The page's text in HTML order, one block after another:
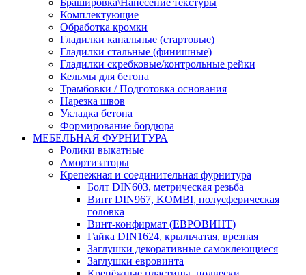
Комплектующие
Обработка кромки
Гладилки канальные (стартовые)
Гладилки стальные (финишные)
Гладилки скребковые/контрольные рейки
Кельмы для бетона
Трамбовки / Подготовка основания
Нарезка швов
Укладка бетона
Формирование бордюра
МЕБЕЛЬНАЯ ФУРНИТУРА
Ролики выкатные
Амортизаторы
Крепежная и соединительная фурнитура
Болт DIN603, метрическая резьба
Винт DIN967, KOMBI, полусферическая
головка
Винт-конфирмат (ЕВРОВИНТ)
Гайка DIN1624, крыльчатая, врезная
Заглушки декоративные самоклеющиеся
Заглушки евровинта